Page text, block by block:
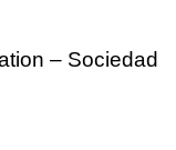
– Sociedad